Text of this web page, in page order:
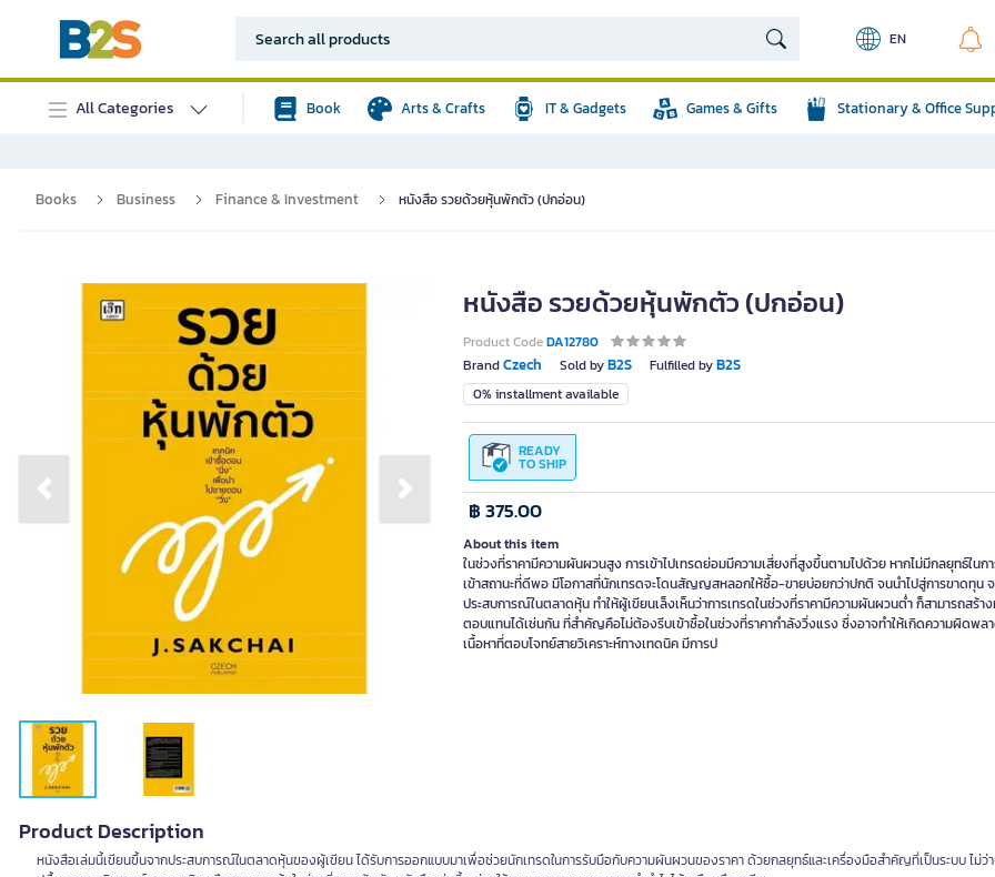
EN
All Categories Book Arts & Crafts IT & Gadgets Games & Gifts Stationary & Office
Books Business Finance & Investment หนังสือ รวยด้วยหุ้นพักตัว (ปกอ่อน)
Previous slide Next slide
หนังสือ รวยด้วยหุ้นพักตัว (ปกอ่อน)
Product CodeDA12780
BrandCzech Sold byB2S Fulfilled byB2S
0% installment available
READY
TO SHIP
฿ 375.00
About this item
ในช่วงที่ราคามีความผันผวนสูง การเข้าไปเทรดย่อมมีความเสี่ยงที่สูงขึ้นตามไปด้วย หากไม่มีกลยุทธ์ในก
เข้าสถานะที่ดีพอ มีโอกาสที่นักเทรดจะโดนสัญญสหลอกให้ซื้อ-ขายบ่อยกว่าปกติ จนนำไปสู่การขาดทุน
ประสบการณ์ในตลาดหุ้น ทำให้ผู้เขียนเล็งเห็นว่าการเทรดในช่วงที่ราคามีความผันผวนต่ำ ก็สามารถสร้า
ตอบแทนได้เช่นกัน ที่สำคัญคือไม่ต้องรีบเข้าซื้อในช่วงที่ราคากำลังวิ่งแรง ซึ่งอาจทำให้เกิดความผิดพล
เนื้อหาที่ตอบโจทย์สายวิเคราะห์ทางเทดนิค มีการป
Product Description
หนังสือเล่มนี้เขียนขึ้นจากประสบการณ์ในตลาดหุ้นของผู้เขียน ได้รับการออกแบบมาเพื่อช่วยนักเทรดในการรับมือกับความผันผวนของราคา ด้วยกลยุทธ์และเครื่องมือสำคัญที่เป็นระบบ ไม่ว่า